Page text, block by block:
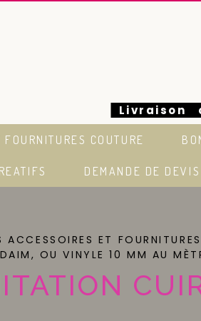
COUTURE
DEMANDE DE DEVIS
ACCESSOIRES ET
OU VINYLE 10 MM AU